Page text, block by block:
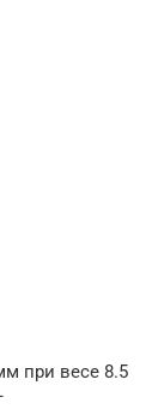
при весе 8.5